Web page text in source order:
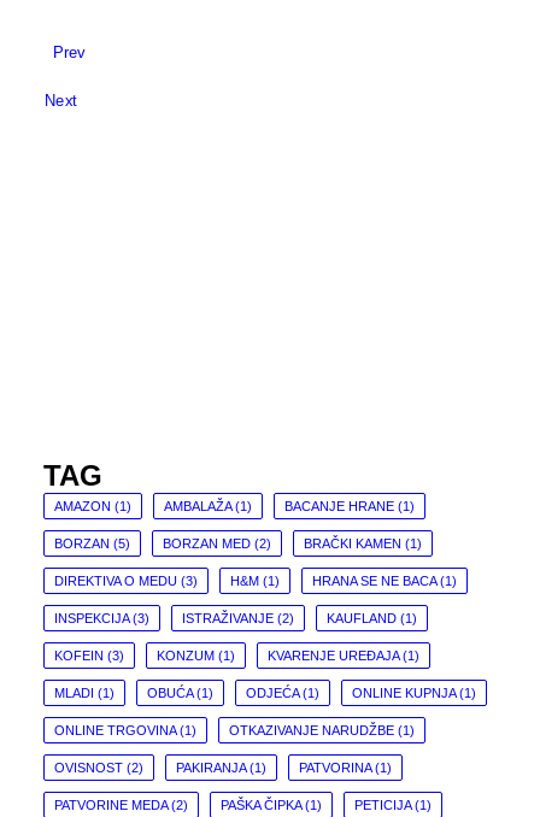
Prev
Next
TAG
AMAZON (1) AMBALAŽA(1) BACANJE HRANE (1)
BORZAN (5) BORZAN MED (2) BRAČKI KAMEN (1)
DIREKTIVA O MEDU (3) H&M (1) HRANA SE NE BACA(1)
INSPEKCIJA(3) ISTRAŽIVANJE (2) KAUFLAND (1)
KOFEIN (3) KONZUM (1) KVARENJE UREĐAJA(1)
MLADI (1) OBUĆA(1) ODJEĆA(1) ONLINE KUPNJA(1)
ONLINE TRGOVINA(1) OTKAZIVANJE NARUDŽBE (1)
OVISNOST (2) PAKIRANJA(1) PATVORINA(1)
PATVORINE MEDA(2) PAŠKA ČIPKA(1) PETICIJA(1)